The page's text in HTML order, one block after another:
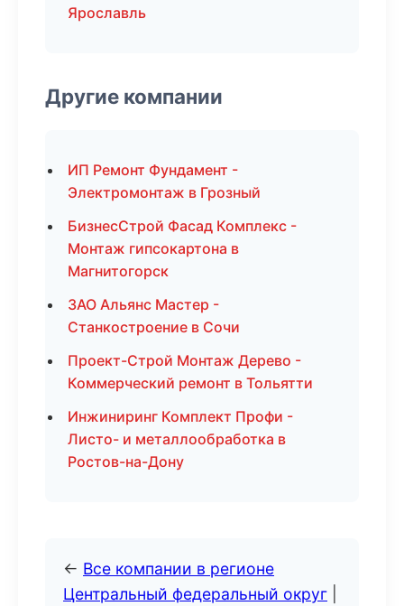
Ярославль
Другие компании
ИП Ремонт Фундамент -
Электромонтаж в Грозный
БизнесСтрой Фасад Комплекс -
Монтаж гипсокартона в
Магнитогорск
ЗАО Альянс Мастер -
Станкостроение в Сочи
Проект-Строй Монтаж Дерево -
Коммерческий ремонт в Тольятти
Инжиниринг Комплект Профи -
Листо- и металлообработка в
Ростов-на-Дону
← Все компании в регионе
Центральный федеральный округ